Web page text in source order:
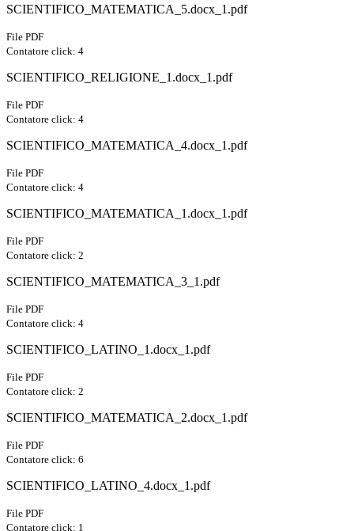
SCIENTIFICO_MATEMATICA_5.docx_1.pdf
File PDF
Contatore click: 4
SCIENTIFICO_RELIGIONE_1.docx_1.pdf
File PDF
Contatore click: 4
SCIENTIFICO_MATEMATICA_4.docx_1.pdf
File PDF
Contatore click: 4
SCIENTIFICO_MATEMATICA_1.docx_1.pdf
File PDF
Contatore click: 2
SCIENTIFICO_MATEMATICA_3_1.pdf
File PDF
Contatore click: 4
SCIENTIFICO_LATINO_1.docx_1.pdf
File PDF
Contatore click: 2
SCIENTIFICO_MATEMATICA_2.docx_1.pdf
File PDF
Contatore click: 6
SCIENTIFICO_LATINO_4.docx_1.pdf
File PDF
Contatore click: 1